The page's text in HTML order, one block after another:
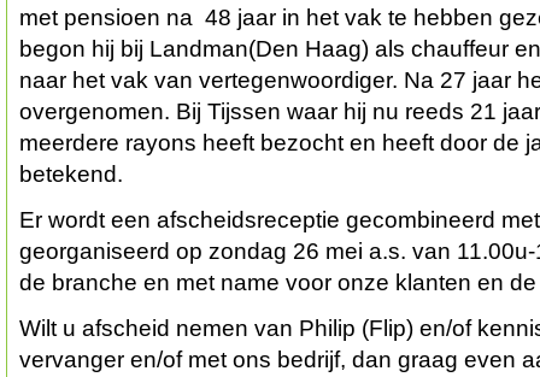
met pensioen na 48 jaar in het vak te hebben
begon hij bij Landman(Den Haag) als chauffeur
naar het vak van vertegenwoordiger. Na 27 jaar
overgenomen. Bij Tijssen waar hij nu reeds 21
meerdere rayons heeft bezocht en heeft door de
betekend.
Er wordt een afscheidsreceptie gecombineerd
georganiseerd op zondag 26 mei a.s. van
de branche en met name voor onze klanten en
Wilt u afscheid nemen van Philip (Flip) en/of
vervanger en/of met ons bedrijf, dan graag even